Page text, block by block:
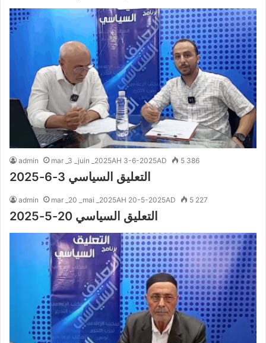
admin mar _3 _juin _2025AH 3-6-2025AD 5 386
التعليق السياسي 3-6-2025
admin mar _20 _mai _2025AH 20-5-2025AD 5 227
التعليق السياسي 20-5-2025